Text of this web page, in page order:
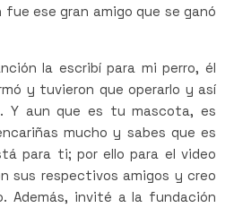
ese gran amigo que se ganó
la escribí para mi perro, él
y tuvieron que operarlo y así
Y aun que es tu mascota, es
mucho y sabes que es
para ti; por ello para el video
sus respectivos amigos y creo
Además, invité a la fundación